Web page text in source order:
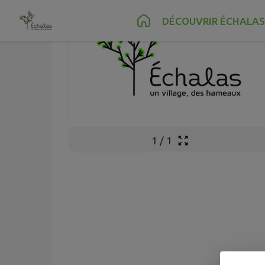
Contenu Recherche Pied de page
DÉCOUVRIR ÉCHALAS
1 / 1